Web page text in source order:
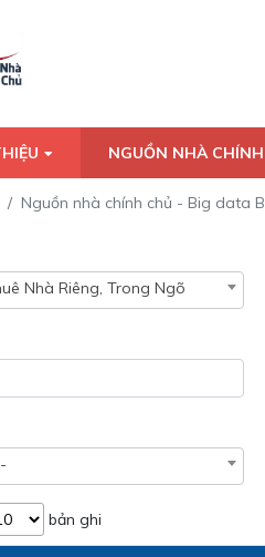
NGUỒN NHÀ
Nguồn nhà chính chủ - Big data
Nhà Riêng, Trong Ngõ
bản ghi